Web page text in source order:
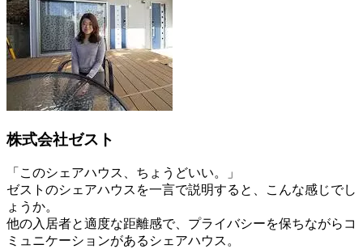
株式会社ゼスト
「このシェアハウス、ちょうどいい。」
ゼストのシェアハウスを一言で説明すると、こんな感じでし
ょうか。
他の入居者と適度な距離感で、プライバシーを保ちながらコ
ミュニケーションがあるシェアハウス。